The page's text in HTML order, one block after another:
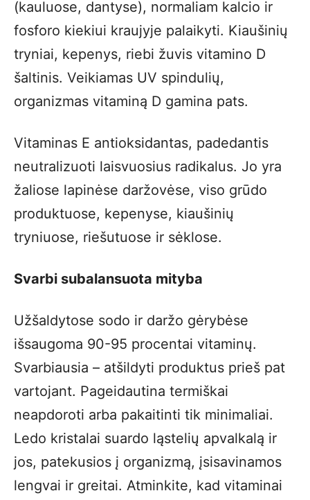
(kauluose, dantyse), normaliam kalcio ir
fosforo kiekiui kraujyje palaikyti. Kiaušinių
tryniai, kepenys, riebi žuvis vitamino D
šaltinis. Veikiamas UV spindulių,
organizmas vitaminą D gamina pats.
Vitaminas E antioksidantas, padedantis
neutralizuoti laisvuosius radikalus. Jo yra
žaliose lapinėse daržovėse, viso grūdo
produktuose, kepenyse, kiaušinių
tryniuose, riešutuose ir sėklose.
Svarbi subalansuota mityba
Užšaldytose sodo ir daržo gėrybėse
išsaugoma 90-95 procentai vitaminų.
Svarbiausia – atšildyti produktus prieš pat
vartojant. Pageidautina termiškai
neapdoroti arba pakaitinti tik minimaliai.
Ledo kristalai suardo ląstelių apvalkalą ir
jos, patekusios į organizmą, įsisavinamos
lengvai ir greitai. Atminkite, kad vitaminai